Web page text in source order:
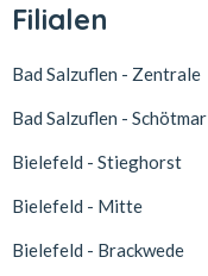
Filialen
Bad Salzuflen - Zentrale
Bad Salzuflen - Schötmar
Bielefeld - Stieghorst
Bielefeld - Mitte
Bielefeld - Brackwede